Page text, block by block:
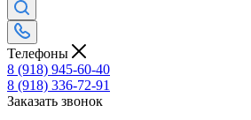
Телефоны
8 (918) 945-60-40
8 (918) 336-72-91
Заказать звонок